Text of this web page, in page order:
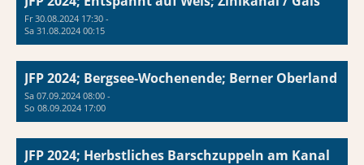
Fr 30.08.2024 17:30 -
Sa 31.08.2024 00:15
JFP 2024; Bergsee-Wochenende; Berner Oberland
Sa 07.09.2024 08:00 -
So 08.09.2024 17:00
JFP 2024; Herbstliches Barschzuppeln am Kanal